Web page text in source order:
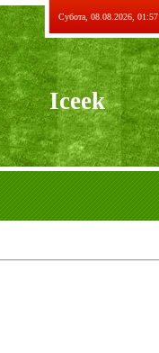
Субота, 08.08.2026, 01:57
Iceek